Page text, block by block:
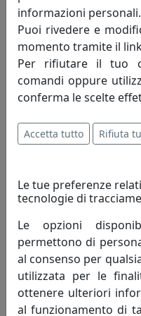
Specifiche
Legno, Misure L43 x
Informazioni sul
Biscottini
settore,
esperienze.
Giovanni Biscottini
marchio.
Il marchio Biscottini è
commercializzato
permettono una
informazioni personali.
Puoi rivedere e
momento tramite il
Per rifiutare il tuo
comandi oppure
conferma le scelte
Accetta tutto Rifiuta
Le tue preferenze
tecnologie di
Le opzioni
permettono di
al consenso per
utilizzata per le
ottenere ulteriori
al funzionamento di